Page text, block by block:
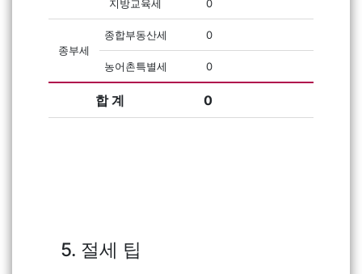
지방교육세 0
종부세
종합부동산세 0
농어촌특별세 0
합 계 0
5. 절세 팁